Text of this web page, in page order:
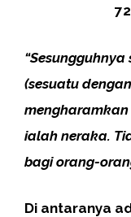
(sesuatu
ialah neraka.
bagi orang-
Di antaranya